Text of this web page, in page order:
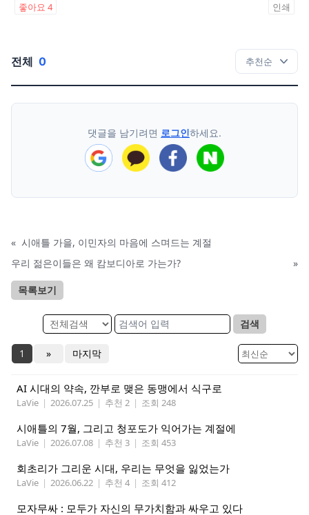
좋아요 4 인쇄
전체 0
댓글을 남기려면 로그인하세요.
« 시애틀 가을, 이민자의 마음에 스며드는 계절
우리 젊은이들은 왜 캄보디아로 가는가?
»
목록보기
검색
1 » 마지막
AI 시대의 약속, 깐부로 맺은 동맹에서 식구로
LaVie | 2026.07.25 | 추천 2 | 조회 248
시애틀의 7월, 그리고 청포도가 익어가는 계절에
LaVie | 2026.07.08 | 추천 3 | 조회 453
회초리가 그리운 시대, 우리는 무엇을 잃었는가
LaVie | 2026.06.22 | 추천 4 | 조회 412
모자무싸 : 모두가 자신의 무가치함과 싸우고 있다